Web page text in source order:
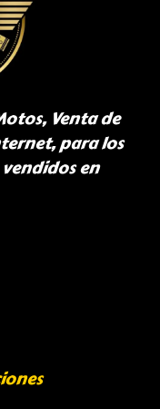
Venta de
para los
en